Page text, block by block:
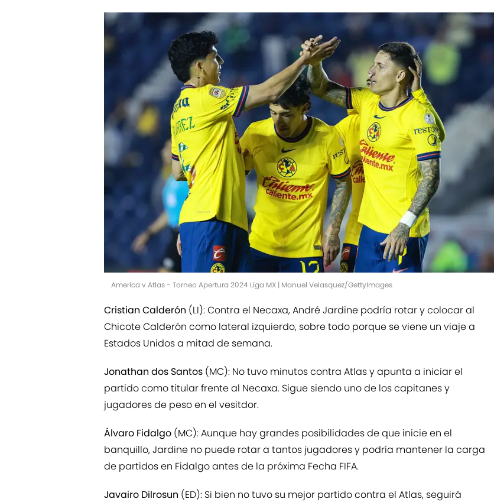
America v Atlas - Torneo Apertura 2024 Liga MX | Manuel Velasquez/GettyImages
Cristian Calderón (LI): Contra el Necaxa, André Jardine podría rotar y colocar al
Chicote Calderón como lateral izquierdo, sobre todo porque se viene un viaje a
Estados Unidos a mitad de semana.
Jonathan dos Santos (MC): No tuvo minutos contra Atlas y apunta a iniciar el
partido como titular frente al Necaxa. Sigue siendo uno de los capitanes y
jugadores de peso en el vesitdor.
Álvaro Fidalgo (MC): Aunque hay grandes posibilidades de que inicie en el
banquillo, Jardine no puede rotar a tantos jugadores y podría mantener la carga
de partidos en Fidalgo antes de la próxima Fecha FIFA.
Javairo Dilrosun (ED): Si bien no tuvo su mejor partido contra el Atlas, seguirá